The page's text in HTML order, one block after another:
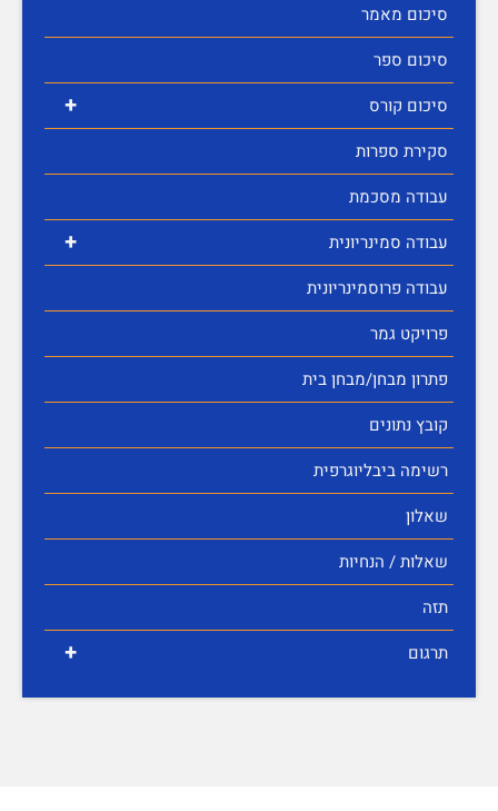
סיכום מאמר
סיכום ספר
+
סיכום קורס
סקירת ספרות
עבודה מסכמת
+
עבודה סמינריונית
עבודה פרוסמינריונית
פרויקט גמר
פתרון מבחן/מבחן בית
קובץ נתונים
רשימה ביבליוגרפית
שאלון
שאלות / הנחיות
תזה
+ תרגום